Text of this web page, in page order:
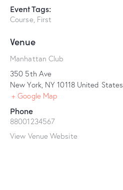
Event Tags:
Course, First
Venue
Manhattan Club
350 5th Ave
New York, NY 10118 United States
+ Google Map
Phone
88001234567
View Venue Website